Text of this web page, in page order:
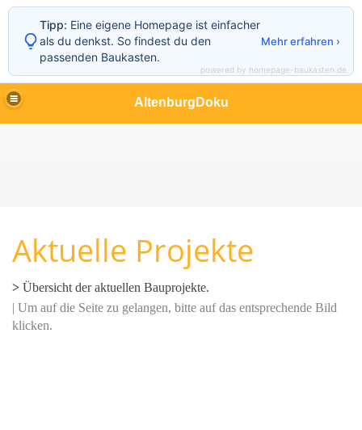
AltenburgDoku
Aktuelle Projekte
> Übersicht der aktuellen Bauprojekte.
| Um auf die Seite zu gelangen, bitte auf das entsprechende Bild
klicken.
Tipp: Eine eigene Homepage ist einfacher
als du denkst. So findest du den
passenden Baukasten.
Mehr erfahren ›
powered by homepage-baukasten.de